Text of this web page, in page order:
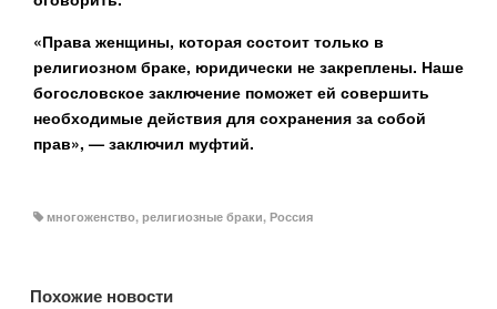
«Права женщины, которая состоит только в
религиозном браке, юридически не закреплены. Наше
богословское заключение поможет ей совершить
необходимые действия для сохранения за собой
прав», — заключил муфтий.
многоженство, религиозные браки, Россия
Похожие новости